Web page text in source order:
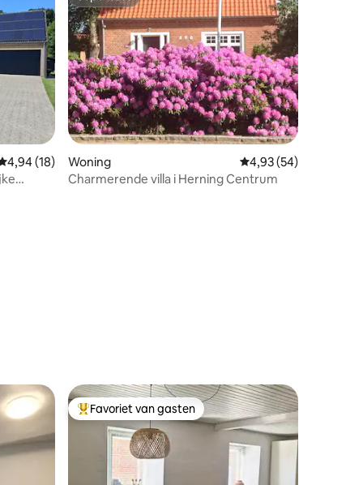
beoordeling van 4,94 op 5, 18 recensies
4,94 (18)
Woning Gemiddelde
4,93 (54)
Charmerende villa i Herning Centrum
Topfavoriet van gasten
Favoriet van gasten